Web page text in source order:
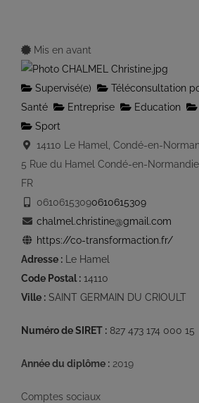
Mis en avant
Supervisé(e) Téléconsultation
Santé
Entreprise Education
Sport
14110 Le Hamel, Condé-en-
5 Rue du Hamel Condé-en-Normandie
FR
06106153090610615309
chalmel.christine@gmail.com
https://co-transformaction.fr/
Adresse : Le Hamel
Code Postal : 14110
Ville : SAINT GERMAIN DU CRIOULT
Numéro de SIRET : 827 473 174 000 15
Année du diplôme : 2019
Comptes sociaux